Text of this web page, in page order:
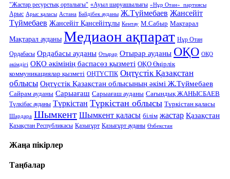
"Жастар ресурстық орталығы" «Ауыл шаруашылығы «Нұр Отан» партиясы
Арыс Арыс қаласы Астана Бәйдібек ауданы Ж.Түймебаев Жансейіт
Түймебаев Жансейіт Қансейітұлы Кентау М.Сабыр Мақтарал
Мақтарал ауданы Медиаон ақпарат Нұр Отан
Ордабасы Ордабасы ауданы Отырар Отырар ауданы ОҚО ОҚО
әкімдігі ОҚО әкімінің баспасөз қызметі ОҚО Өңірлік
коммуникациялар қызметі ОҢТҮСТІК Оңтүстік Қазақстан
облысы Оңтүстік Қазақстан облысының әкімі Ж.Түймебаев
Сайрам ауданы Сарыағаш Сарыағаш ауданы Сағындық ЖАНЫСБАЕВ
Түлкібас ауданы Түркістан Түркістан облысы Түркістан қаласы
Шардара Шымкент Шымкент қаласы білім жастар Қазақстан
Қазақстан Республикасы Қазығұрт Қазығұрт ауданы Өзбекстан
Жаңа пікірлер
Таңбалар